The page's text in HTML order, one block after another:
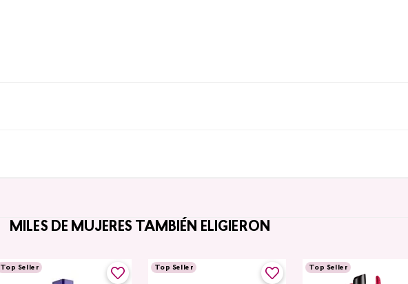
MILES DE MUJERES TAMBIÉN ELIGIERON
Top Seller Top Seller Top Seller